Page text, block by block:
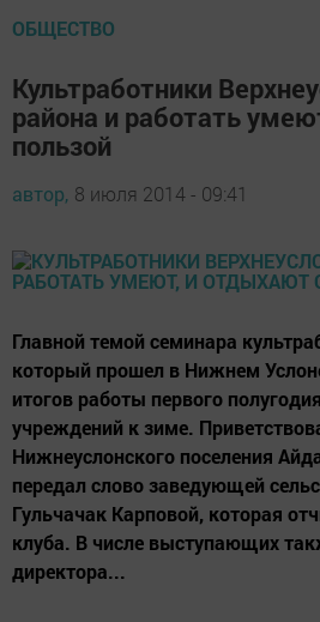
ОБЩЕСТВО
Культработники
района и работать
пользой
автор, 8 июля 2014 - 09:41
Главной темой семинара
который прошел в Нижнем
итогов работы первого
учреждений к зиме.
Нижнеуслонского поселения
передал слово заведующей
Гульчачак Карповой, которая
клуба. В числе выступающих
директора...